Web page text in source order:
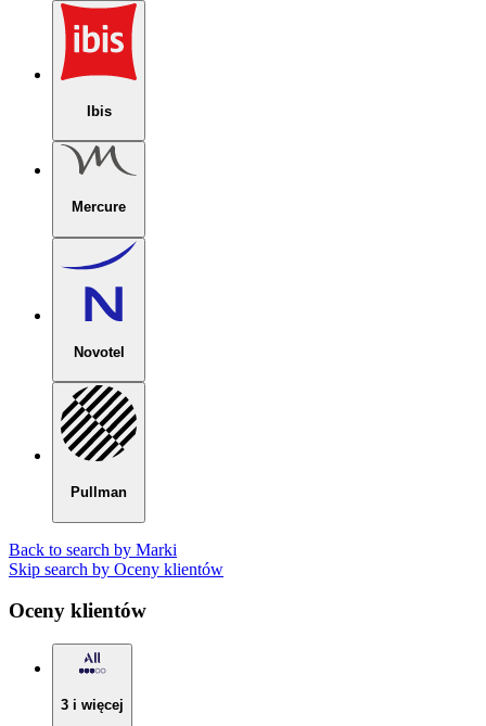
Ibis
Mercure
Novotel
Pullman
Back to search by Marki
Skip search by Oceny klientów
Oceny klientów
3 i więcej